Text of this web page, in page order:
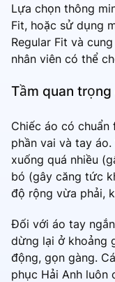
Lựa chọn thông
Fit, hoặc sử dụng
Regular Fit và
nhân viên có thể
Tầm quan
Chiếc áo có
phần vai và tay
xuống quá nhiều
bó (gây căng tức
độ rộng vừa phải,
Đối với áo tay
dừng lại ở khoảng
động, gọn gàng.
phục Hải Anh luôn